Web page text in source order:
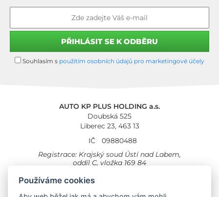
Souhlasím s použitím osobních údajů pro marketingové účely
AUTO KP PLUS HOLDING a.s.
Doubská 525
Liberec 23, 463 13
IČ
09880488
Registrace: Krajský soud Ústí nad Labem,
oddíl C, vložka 169 84
Cookies Všeobecné obchodní podmínky
Používáme cookies